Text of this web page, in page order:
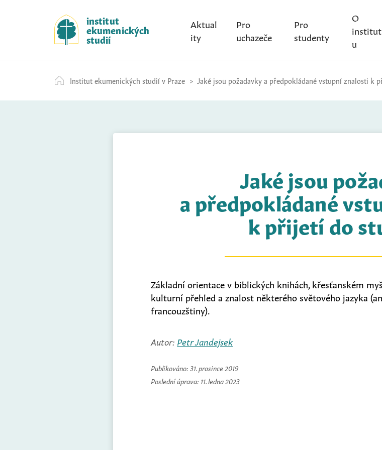
k
i
p
t
c
o
institut
ekumenických
studií
Aktual
ity
Pro
uchazeče
Pro
studenty
O
institut
u
Institut ekumenických studií v Praze Jaké jsou požadavky a předpokládané vstupní znalosti k
Jaké jsou
a předpokládané
k přijetí do
Základní orientace v biblických knihách, křesťanském
kulturní přehled a znalost některého světového jazyka
francouzštiny).
Autor: Petr Jandejsek
Publikováno: 31. prosince 2019
Poslední úprava: 11. ledna 2023